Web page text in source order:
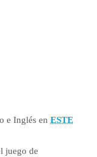
e Inglés en ESTE
juego de